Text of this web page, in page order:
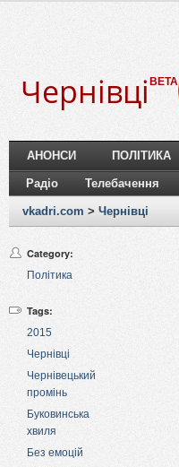
Чернівці BETA
АНОНСИ ПОЛІТИКА
Радіо Телебачення
vkadri.com > Чернівці
Category:
Політика
Tags:
2015
Чернівці
Чернівецький
промінь
Буковинська
хвиля
Без емоцій